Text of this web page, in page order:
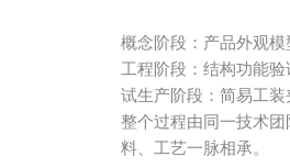
概念阶段：产品外观
工程阶段：结构功能
试生产阶段：简易工
整个过程由同一技术
料、工艺一脉相承。